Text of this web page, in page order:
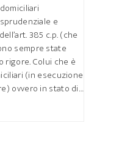
e
385 c.p. (che
sempre state
rigore. Colui che è
(in esecuzione
ovvero in stato di…